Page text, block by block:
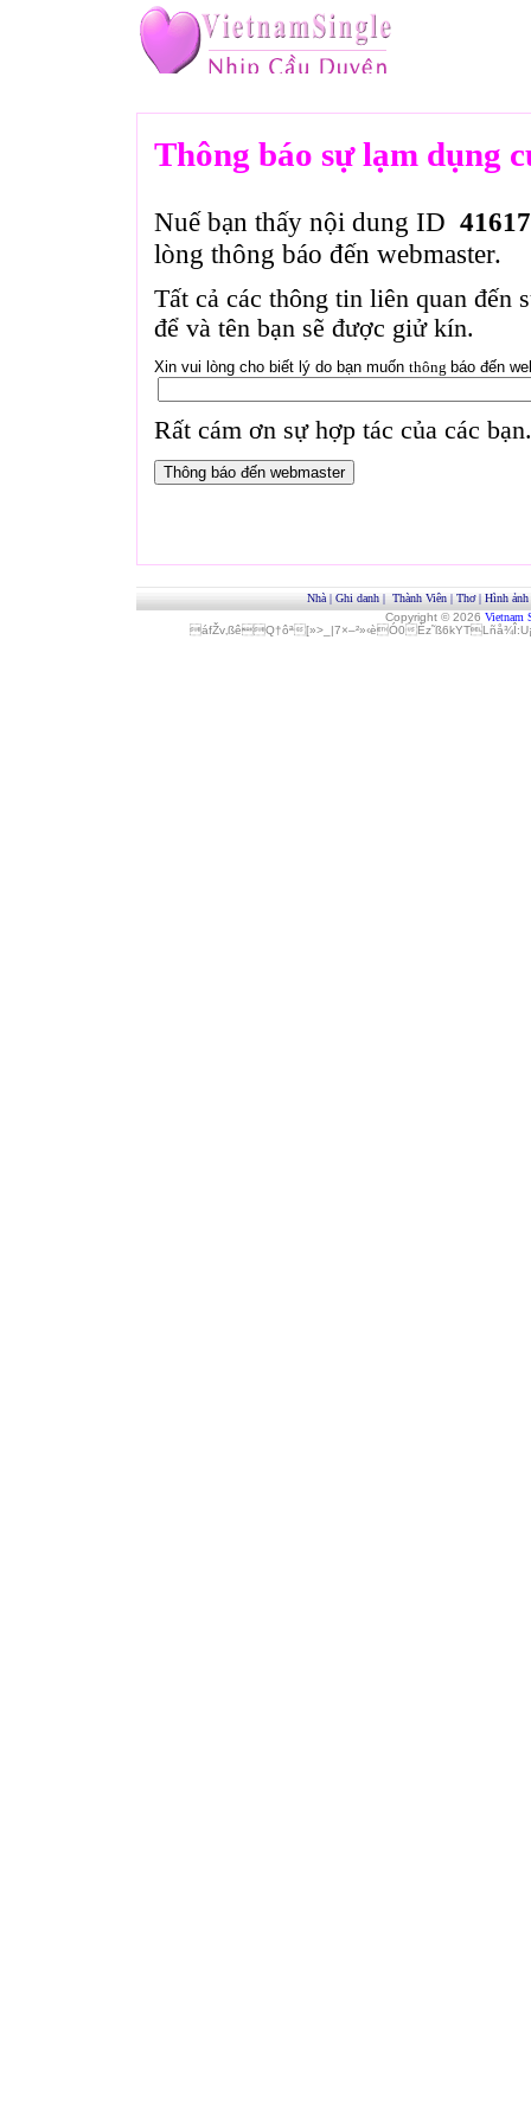
Thông báo sự lạm dụng
Nuế bạn thấy nội dung ID
lòng thông báo đến webmaster.
Tất cả các thông tin liên quan đến
để và tên bạn sẽ được giử kín.
Xin vui lòng cho biết lý do bạn muốn thông báo đến
Rất cám ơn sự hợp tác của các bạn.
Nhà | Ghi danh | Thành Viên | Thơ| Hình ảnh
Copyright © 2026 Vietnam
áfŽv‚ßêQ†ôª[»>_|7×–²»‹èÓ0